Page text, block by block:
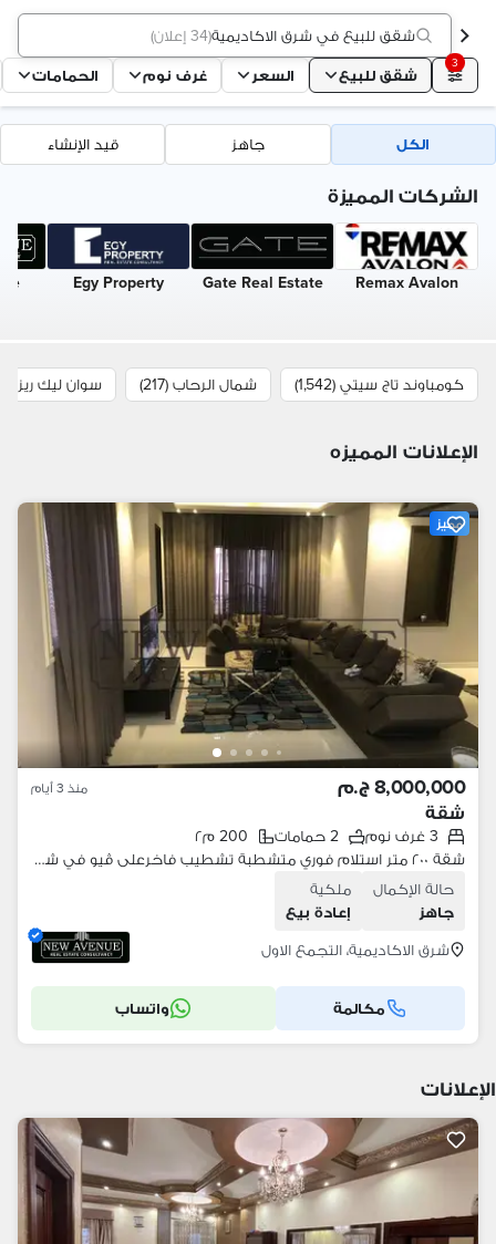
شقق للبيع في شرق الاكاديمية(34 إعلان )
3
شقق للبيع السعر غرف نوم الحمامات
الكل جاهز قيد الإنشاء
الشركات المميزة
Remax Avalon
Gate Real Estate
Egy Property
كومباوند تاج سيتي (1,542) شمال الرحاب (217) سوان ليك
الإعلانات المميزه
مميز
8,000,000 ج.م منذ 3 أيام
شقة
3 غرف نوم 2 حمامات
200 م٢
شقة ٢٠٠ متر استلام فوري متشطبة تشطيب فاخرعلى ڤيو في شرق الاكاديمية في التجمع الأول اقل من سعر السوق East The academy
حالة الإكمال
جاهز
ملكية
إعادة بيع
شرق الاكاديمية، التجمع الاول
مكالمة واتساب
الإعلانات